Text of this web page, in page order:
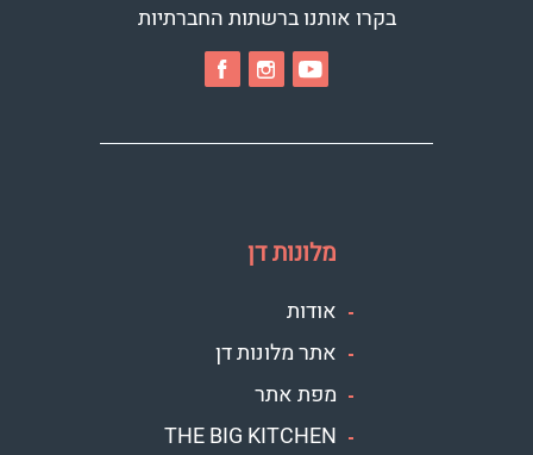
בקרו אותנו ברשתות החברתיות
מלונות דן
אודות
אתר מלונות דן
מפת אתר
THE BIG KITCHEN